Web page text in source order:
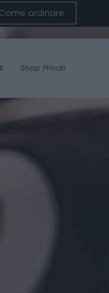
Come ordinare
Shop Privati